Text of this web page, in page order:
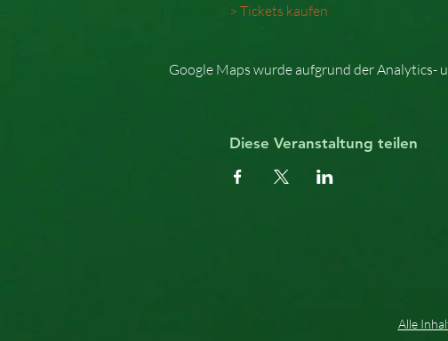
> Tickets kaufen
Google Maps wurde aufgrund der Analytics-
Diese Veranstaltung teilen
Alle